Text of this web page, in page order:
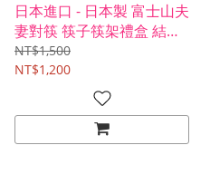
日本進口 - 日本製 富士山夫
妻對筷 筷子筷架禮盒 結婚
禮物 0565MTF001
NT$1,500
NT$1,200